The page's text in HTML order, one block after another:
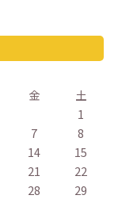
金
土
1
7
8
14
15
21
22
28
29